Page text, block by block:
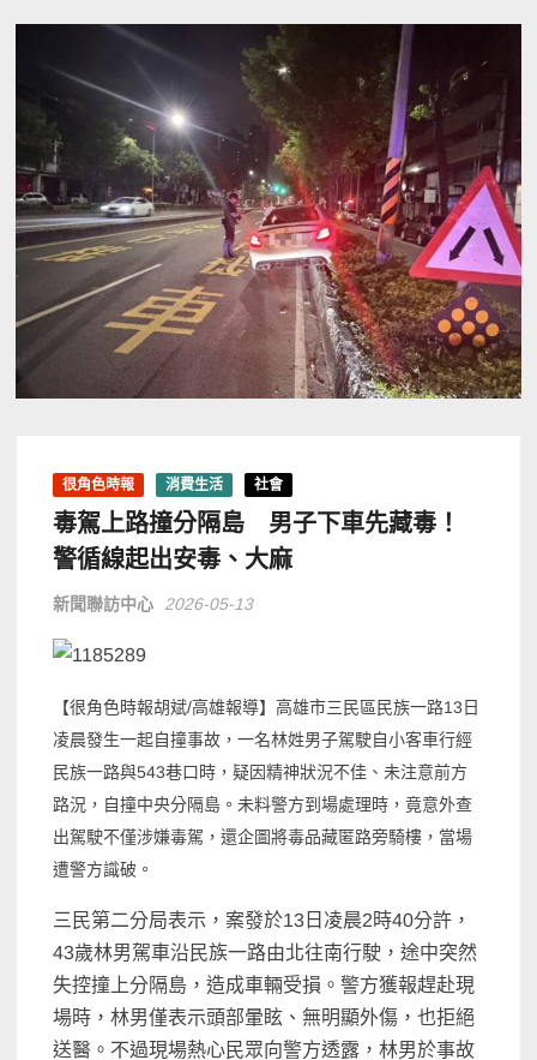
很角色時報 消費生活 社會
毒駕上路撞分隔島 男子下車先藏毒！
警循線起出安毒、大麻
新聞聯訪中心 2026-05-13
【很角色時報胡斌/高雄報導】高雄市三民區民族一路13日
凌晨發生一起自撞事故，一名林姓男子駕駛自小客車行經
民族一路與543巷口時，疑因精神狀況不佳、未注意前方
路況，自撞中央分隔島。未料警方到場處理時，竟意外查
出駕駛不僅涉嫌毒駕，還企圖將毒品藏匿路旁騎樓，當場
遭警方識破。
三民第二分局表示，案發於13日凌晨2時40分許，
43歲林男駕車沿民族一路由北往南行駛，途中突然
失控撞上分隔島，造成車輛受損。警方獲報趕赴現
場時，林男僅表示頭部暈眩、無明顯外傷，也拒絕
送醫。不過現場熱心民眾向警方透露，林男於事故